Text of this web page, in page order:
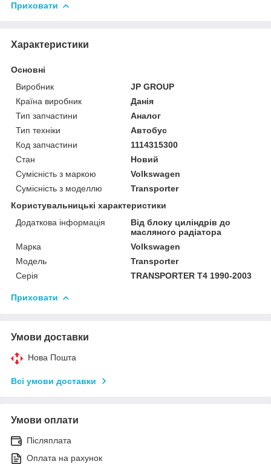
Приховати
Характеристики
Основні
Виробник
JP GROUP
Країна виробник
Данія
Тип запчастини
Аналог
Тип техніки
Автобус
Код запчастини
1114315300
Стан
Новий
Сумісність з маркою
Volkswagen
Сумісність з моделлю
Transporter
Користувальницькі характеристики
Додаткова інформація
Від блоку циліндрів до
масляного радіатора
Марка
Volkswagen
Модель
Transporter
Серія
TRANSPORTER T4 1990-2003
Приховати
Умови доставки
Нова Пошта
Всі умови доставки
Умови оплати
Післяплата
Оплата на рахунок